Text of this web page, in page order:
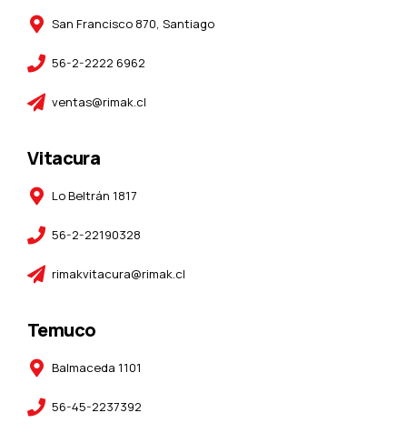
San Francisco 870, Santiago
56-2-2222 6962
ventas@rimak.cl
Vitacura
Lo Beltrán 1817
56-2-22190328
rimakvitacura@rimak.cl
Temuco
Balmaceda 1101
56-45-2237392